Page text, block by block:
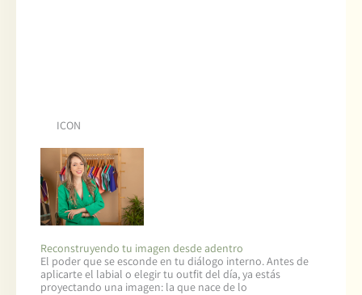
ICON
Reconstruyendo tu imagen desde adentro
El poder que se esconde en tu diálogo interno. Antes de
aplicarte el labial o elegir tu outfit del día, ya estás
proyectando una imagen: la que nace de lo